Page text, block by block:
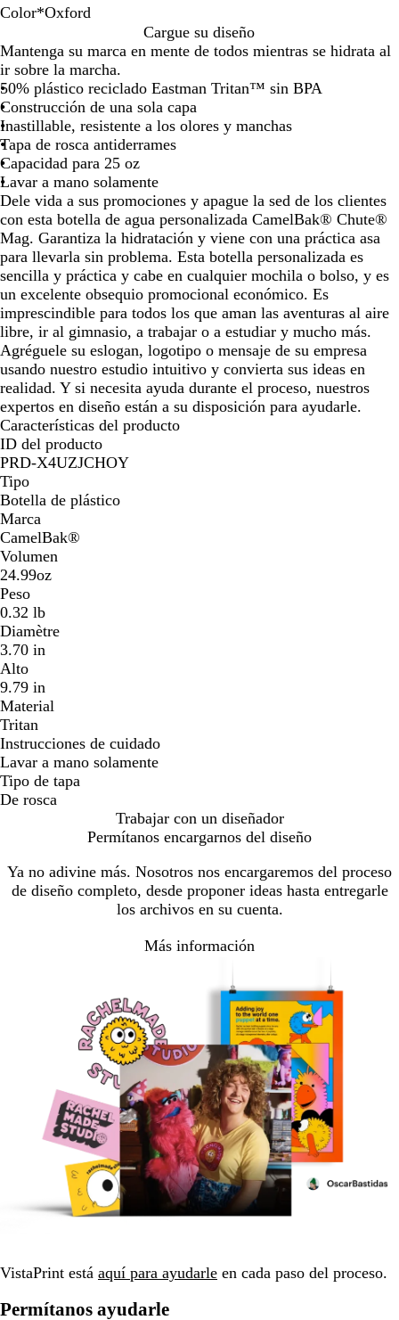
Color*Oxford
a
r
b
ó
n
r
a
n
s
p
a
r
e
n
t
e
x
f
o
r
d
Cargue su diseño
Mantenga su marca en mente de todos mientras se hidrata al
ir sobre la marcha.
50% plástico reciclado Eastman Tritan™ sin BPA
Construcción de una sola capa
Inastillable, resistente a los olores y manchas
Tapa de rosca antiderrames
Capacidad para 25 oz
Lavar a mano solamente
Dele vida a sus promociones y apague la sed de los clientes
con esta botella de agua personalizada CamelBak® Chute®
Mag. Garantiza la hidratación y viene con una práctica asa
para llevarla sin problema. Esta botella personalizada es
sencilla y práctica y cabe en cualquier mochila o bolso, y es
un excelente obsequio promocional económico. Es
imprescindible para todos los que aman las aventuras al aire
libre, ir al gimnasio, a trabajar o a estudiar y mucho más.
Agréguele su eslogan, logotipo o mensaje de su empresa
usando nuestro estudio intuitivo y convierta sus ideas en
realidad. Y si necesita ayuda durante el proceso, nuestros
expertos en diseño están a su disposición para ayudarle.
Características del producto
ID del producto
PRD-X4UZJCHOY
Tipo
Botella de plástico
Marca
CamelBak®
Volumen
24.99oz
Peso
0.32 lb
Diamètre
3.70 in
Alto
9.79 in
Material
Tritan
Instrucciones de cuidado
Lavar a mano solamente
Tipo de tapa
De rosca
Trabajar con un diseñador
Permítanos encargarnos del diseño
Ya no adivine más. Nosotros nos encargaremos del proceso
de diseño completo, desde proponer ideas hasta entregarle
los archivos en su cuenta.
Más información
VistaPrint está aquí para ayudarle en cada paso del proceso.
Permítanos ayudarle